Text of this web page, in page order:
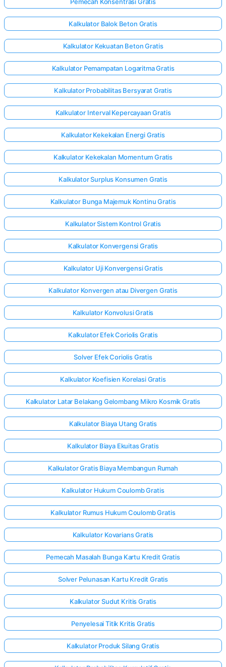
Kalkulator Balok Beton Gratis
Kalkulator Kekuatan Beton Gratis
Kalkulator Pemampatan Logaritma Gratis
Kalkulator Probabilitas Bersyarat Gratis
Kalkulator Interval Kepercayaan Gratis
Kalkulator Kekekalan Energi Gratis
Kalkulator Kekekalan Momentum Gratis
Kalkulator Surplus Konsumen Gratis
Kalkulator Bunga Majemuk Kontinu Gratis
Kalkulator Sistem Kontrol Gratis
Kalkulator Konvergensi Gratis
Kalkulator Uji Konvergensi Gratis
Kalkulator Konvergen atau Divergen Gratis
Kalkulator Konvolusi Gratis
Kalkulator Efek Coriolis Gratis
Solver Efek Coriolis Gratis
Kalkulator Koefisien Korelasi Gratis
Kalkulator Latar Belakang Gelombang Mikro Kosmik Gratis
Kalkulator Biaya Utang Gratis
Kalkulator Biaya Ekuitas Gratis
Kalkulator Gratis Biaya Membangun Rumah
Kalkulator Hukum Coulomb Gratis
Kalkulator Rumus Hukum Coulomb Gratis
Kalkulator Kovarians Gratis
Pemecah Masalah Bunga Kartu Kredit Gratis
Solver Pelunasan Kartu Kredit Gratis
Kalkulator Sudut Kritis Gratis
Penyelesai Titik Kritis Gratis
Kalkulator Produk Silang Gratis